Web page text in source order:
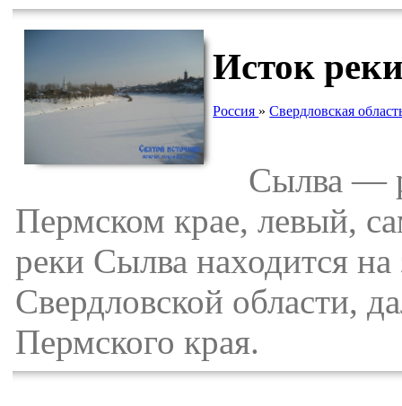
Исток
Россия »Свердловская
Сылва —
Пермском крае, левый,
реки Сылва находится
Свердловской области,
Пермского края.